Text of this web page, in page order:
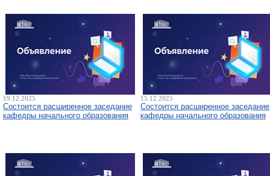
19.12.2025
Состоится расширенное заседание
кафедры начального образования
15.12.2025
Состоится расширенное заседание
кафедры начального образования